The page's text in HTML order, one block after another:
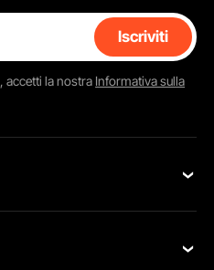
Iscriviti
, accetti la nostra Informativa sulla